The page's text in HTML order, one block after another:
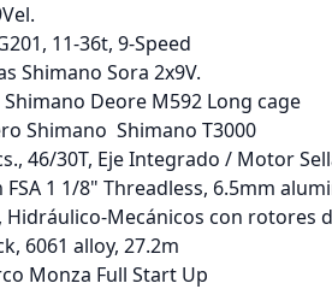
11-36t, 9-Speed
Shimano Sora 2x9V.
Deore M592 Long cage
Shimano Shimano T3000
46/30T, Eje Integrado / Motor
FSA 1 1/8" Threadless, 6.5mm
Hidráulico-Mecánicos con rotores
6061 alloy, 27.2m
Monza Full Start Up